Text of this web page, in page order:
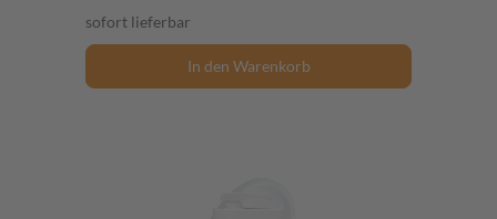
sofort lieferbar
In den Warenkorb